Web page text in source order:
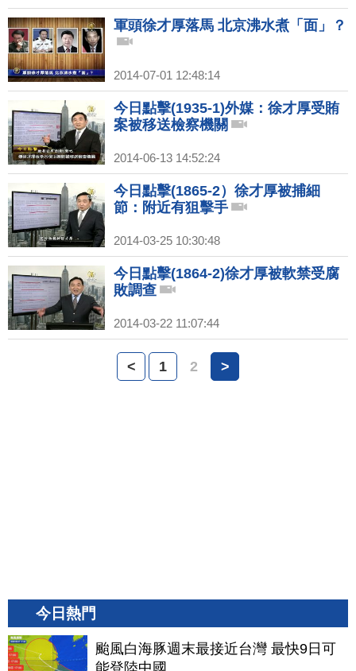
軍頭徐才厚落馬 北京沸水煮「面」？
2014-07-01 12:48:14
今日點擊(1935-1)外媒：徐才厚受賄
案被移送檢察機關
2014-06-13 14:52:24
今日點擊(1865-2）徐才厚被捕細
節：附近有狙擊手
2014-03-25 10:30:48
今日點擊(1864-2)徐才厚被軟禁受腐
敗調查
2014-03-22 11:07:44
< 1 2 >
今日熱門
颱風白海豚週末最接近台灣 最快9日可
能登陸中國